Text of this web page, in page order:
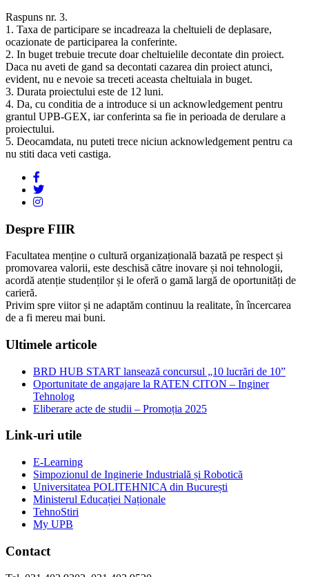
Raspuns nr. 3.
1. Taxa de participare se incadreaza la cheltuieli de deplasare,
ocazionate de participarea la conferinte.
2. In buget trebuie trecute doar cheltuielile decontate din proiect.
Daca nu aveti de gand sa decontati cazarea din proiect atunci,
evident, nu e nevoie sa treceti aceasta cheltuiala in buget.
3. Durata proiectului este de 12 luni.
4. Da, cu conditia de a introduce si un acknowledgement pentru
grantul UPB-GEX, iar conferinta sa fie in perioada de derulare a
proiectului.
5. Deocamdata, nu puteti trece niciun acknowledgement pentru ca
nu stiti daca veti castiga.
Despre FIIR
Facultatea menține o cultură organizațională bazată pe respect și
promovarea valorii, este deschisă către inovare și noi tehnologii,
acordă atenție studenților și le oferă o gamă largă de oportunități de
carieră.
Privim spre viitor și ne adaptăm continuu la realitate, în încercarea
de a fi mereu mai buni.
Ultimele articole
BRD HUB START lansează concursul „10 lucrări de 10”
Oportunitate de angajare la RATEN CITON – Inginer
Tehnolog
Eliberare acte de studii – Promoția 2025
Link-uri utile
E-Learning
Simpozionul de Inginerie Industrială și Robotică
Universitatea POLITEHNICA din București
Ministerul Educației Naționale
TehnoStiri
My UPB
Contact